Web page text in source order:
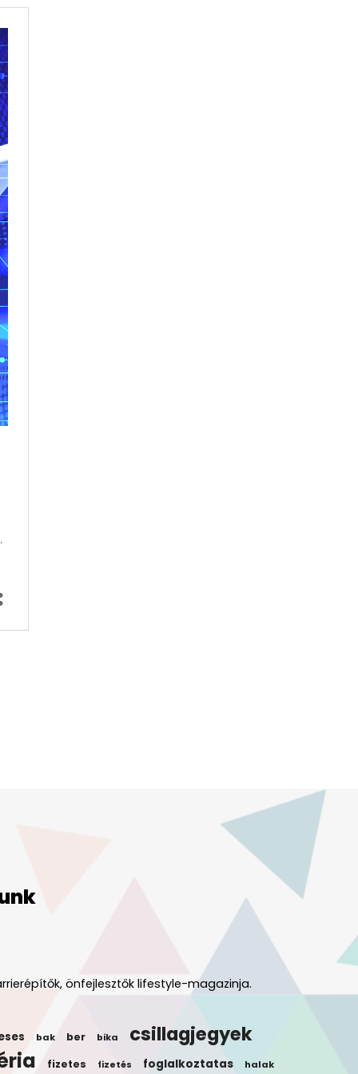
önfejlesztők lifestyle-magazinja.
bak ber bika csillagjegyek
fizetes fizetés foglalkoztatas halak